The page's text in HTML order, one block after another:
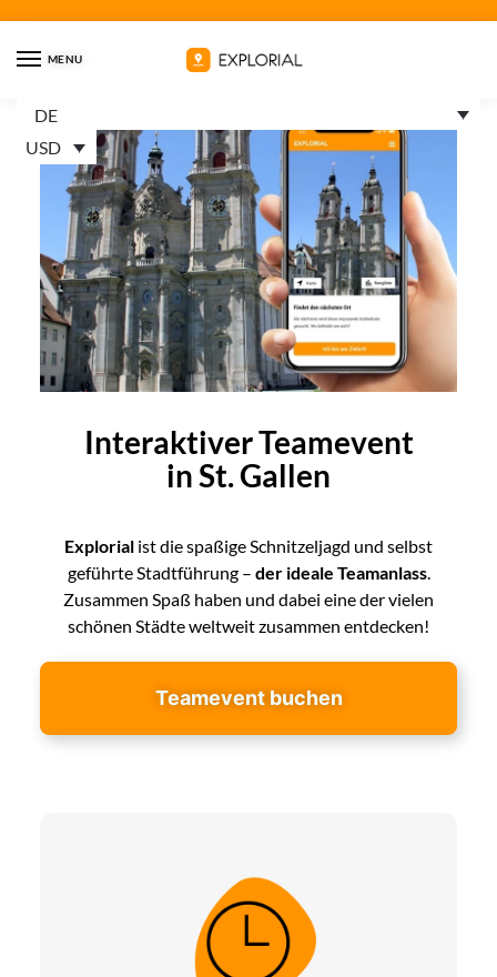
MENU
DE
USD
Interaktiver Teamevent
in St. Gallen
Explorial ist die spaßige Schnitzeljagd und selbst
geführte Stadtführung – der ideale Teamanlass.
Zusammen Spaß haben und dabei eine der vielen
schönen Städte weltweit zusammen entdecken!
Teamevent buchen